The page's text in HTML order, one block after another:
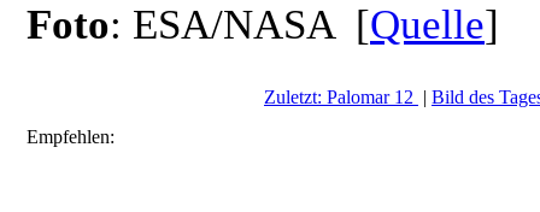
Foto: ESA/NASA [Quelle]
Zuletzt: Palomar 12 | Bild des
Empfehlen: